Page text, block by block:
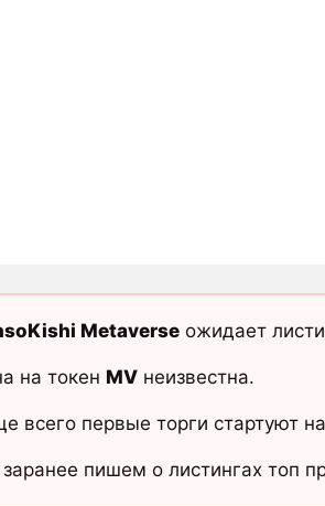
Metaverseожидает
на токен MVнеизвестна.
всего первые торги стартуют
пишем о листингах топ